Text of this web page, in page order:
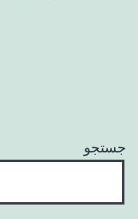
جستجو